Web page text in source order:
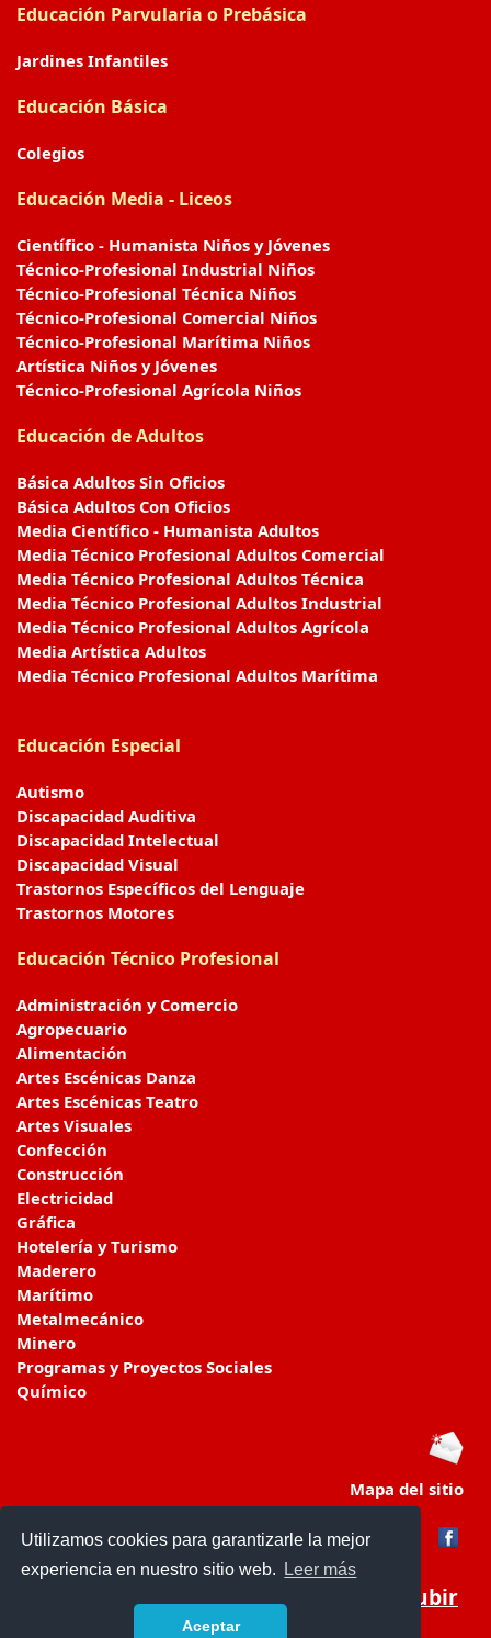
Utilizamos cookies para garantizarle la mejor
experiencia en nuestro sitio web.
Leer más
Aceptar
Educación Parvularia o Prebásica
Jardines Infantiles
Educación Básica
Colegios
Educación Media - Liceos
Científico - Humanista Niños y Jóvenes
Técnico-Profesional Industrial Niños
Técnico-Profesional Técnica Niños
Técnico-Profesional Comercial Niños
Técnico-Profesional Marítima Niños
Artística Niños y Jóvenes
Técnico-Profesional Agrícola Niños
Educación de Adultos
Básica Adultos Sin Oficios
Básica Adultos Con Oficios
Media Científico - Humanista Adultos
Media Técnico Profesional Adultos Comercial
Media Técnico Profesional Adultos Técnica
Media Técnico Profesional Adultos Industrial
Media Técnico Profesional Adultos Agrícola
Media Artística Adultos
Media Técnico Profesional Adultos Marítima
Educación Especial
Autismo
Discapacidad Auditiva
Discapacidad Intelectual
Discapacidad Visual
Trastornos Específicos del Lenguaje
Trastornos Motores
Educación Técnico Profesional
Administración y Comercio
Agropecuario
Alimentación
Artes Escénicas Danza
Artes Escénicas Teatro
Artes Visuales
Confección
Construcción
Electricidad
Gráfica
Hotelería y Turismo
Maderero
Marítimo
Metalmecánico
Minero
Programas y Proyectos Sociales
Químico
Mapa del sitio
Subir